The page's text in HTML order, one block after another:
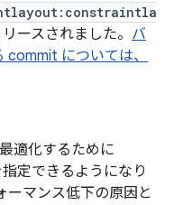
ースされました。 バ
commit については、
適化するために
指定できるようになり
ーマンス低下の原因と